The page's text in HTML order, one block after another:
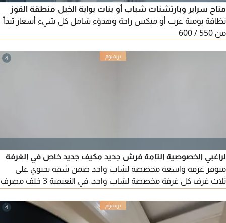
متاح سراير وبارتشنات شباب أو بنات بوابة الخيل منطقة القوز
نظافة يومية عرب أو ميكس راحة وهدؤء شامل كل شيء أسعار تبدأ
من 550 / 600
4
لراغبي الخصوصية التامة فرش جديد مكيف جديد خاص في الغرفة
متوفر غرفة واسعة مخصصة لشاب واحد ضمن شقة تحتوي على
ثلاث غرف كل غرفة مخصصة لشاب واحد، في النعيمية 3 خلف مصرف
هدوء تام - نظافة يومية انترنت سريع السعر 1400 درهم شامل جميع
الفواتير
4